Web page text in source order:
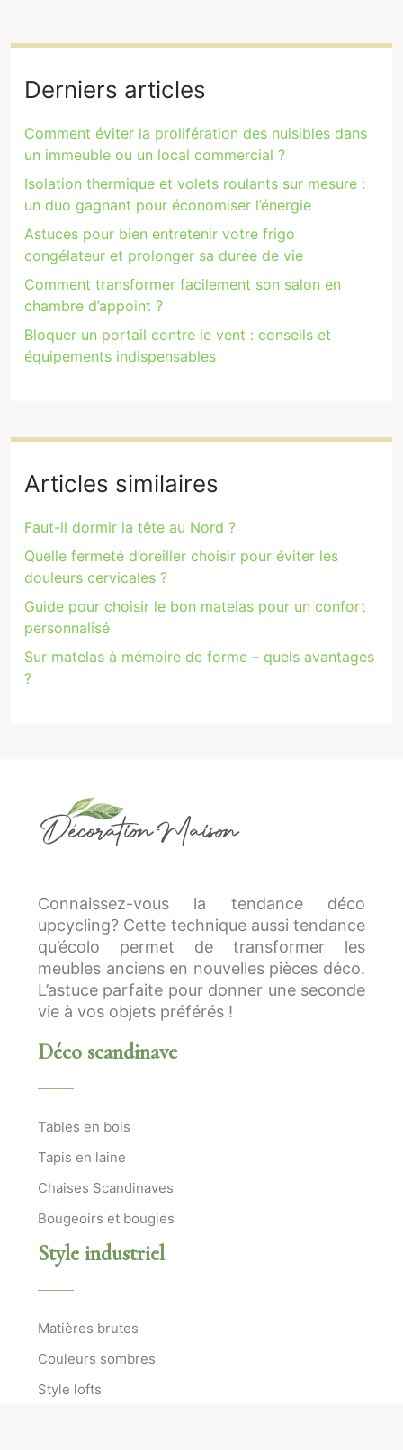
Derniers articles
Comment éviter la prolifération des nuisibles dans
un immeuble ou un local commercial ?
Isolation thermique et volets roulants sur mesure :
un duo gagnant pour économiser l’énergie
Astuces pour bien entretenir votre frigo
congélateur et prolonger sa durée de vie
Comment transformer facilement son salon en
chambre d’appoint ?
Bloquer un portail contre le vent : conseils et
équipements indispensables
Articles similaires
Faut-il dormir la tête au Nord ?
Quelle fermeté d’oreiller choisir pour éviter les
douleurs cervicales ?
Guide pour choisir le bon matelas pour un confort
personnalisé
Sur matelas à mémoire de forme – quels avantages
?
Connaissez-vous la tendance déco
upcycling? Cette technique aussi tendance
qu’écolo permet de transformer les
meubles anciens en nouvelles pièces déco.
L’astuce parfaite pour donner une seconde
vie à vos objets préférés !
Déco scandinave
Tables en bois
Tapis en laine
Chaises Scandinaves
Bougeoirs et bougies
Style industriel
Matières brutes
Couleurs sombres
Style lofts